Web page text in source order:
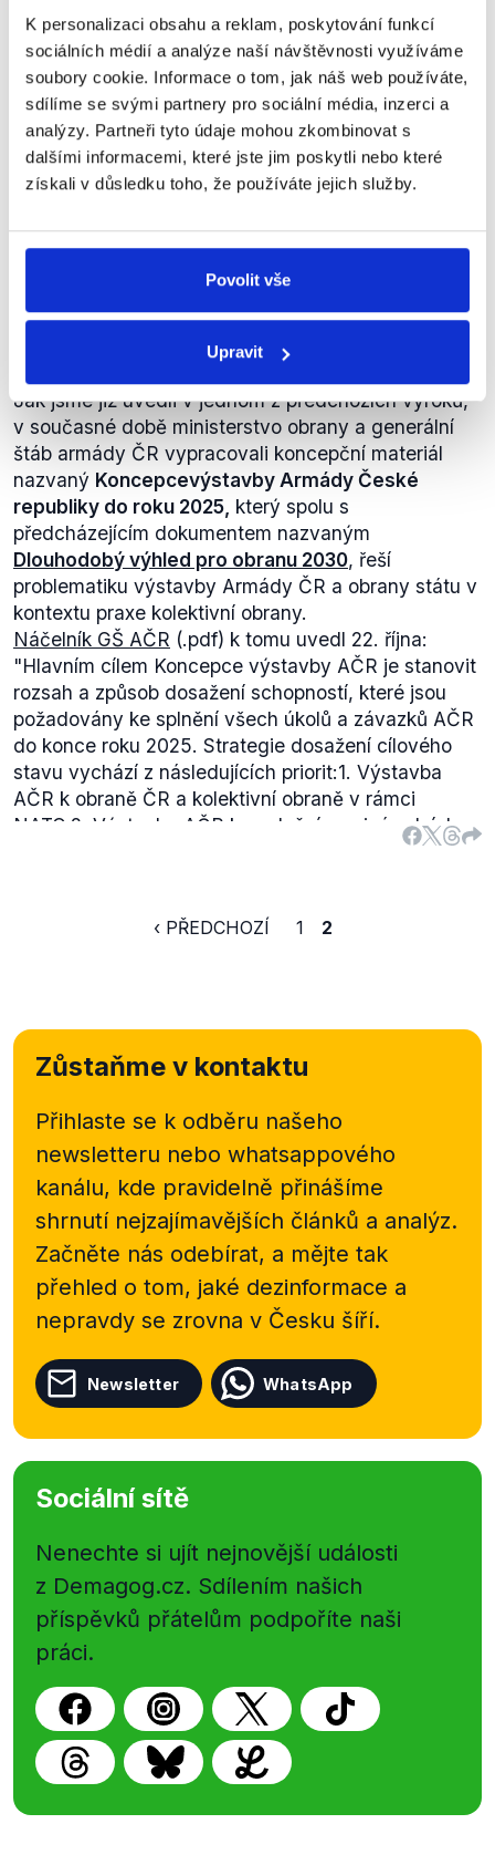
K personalizaci obsahu a reklam, poskytování funkcí
sociálních médií a analýze naší návštěvnosti využíváme
soubory cookie. Informace o tom, jak náš web používáte,
sdílíme se svými partnery pro sociální média, inzerci a
analýzy. Partneři tyto údaje mohou zkombinovat s
dalšími informacemi, které jste jim poskytli nebo které
získali v důsledku toho, že používáte jejich služby.
Povolit vše
Upravit
největší, byl "pouze" jedním z největších.
TOP
09
Marek
I ten plán (myšleno zmiňovaný
koncepční materiál, pozn.
Demagog.cz) do r. 2020 je
plánem, kde armáda chce zalepit
díry, které v té armádě doposud
Otázky Václava Moravce
Jak jsme již uvedli v jednom z předchozích výroků,
v současné době ministerstvo obrany a generální
štáb armády ČR vypracovali koncepční materiál
nazvaný Koncepcevýstavby Armády České
republiky do roku 2025, který spolu s
předcházejícím dokumentem nazvaným
Dlouhodobý výhled pro obranu 2030, řeší
problematiku výstavby Armády ČR a obrany státu v
kontextu praxe kolektivní obrany.
Náčelník GŠ AČR (.pdf) k tomu uvedl 22. října:
"Hlavním cílem Koncepce výstavby AČR je stanovit
rozsah a způsob dosažení schopností, které jsou
požadovány ke splnění všech úkolů a závazků AČR
do konce roku 2025. Strategie dosažení cílového
stavu vychází z následujících priorit:1. Výstavba
AČR k obraně ČR a kolektivní obraně v rámci
NATO. 2. Výstavba AČR k naplnění mezinárodních
závazků mimo obrany ČR a kolektivní obrany
vojenskému napadení a s mezinárodními závazky."
Ženíšek mluví. V tuto chvíli tedy výrok hodnotíme
jako neověřitelný, po zveřejnění koncepce výrok
‹ PŘEDCHOZÍ 1 2
Zůstaňme v kontaktu
Přihlaste se k odběru našeho
newsletteru nebo whatsappového
kanálu, kde pravidelně přinášíme
shrnutí nejzajímavějších článků a analýz.
Začněte nás odebírat, a mějte tak
přehled o tom, jaké dezinformace a
nepravdy se zrovna v Česku šíří.
Newsletter WhatsApp
Sociální sítě
Nenechte si ujít nejnovější události
z Demagog.cz. Sdílením našich
příspěvků přátelům podpoříte naši
práci.